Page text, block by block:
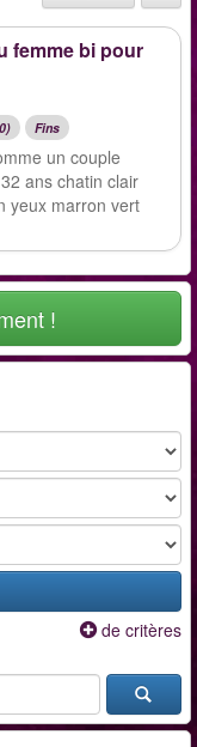
femme bi pour
Fins
un couple
ans chatin clair
yeux marron vert
!
de critères